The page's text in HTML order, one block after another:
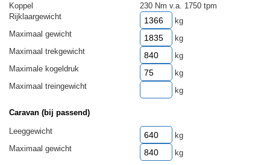
Koppel
230 Nm v.a. 1750 tpm
Rijklaargewicht
kg
Maximaal gewicht
kg
Maximaal trekgewicht
kg
Maximale kogeldruk
kg
Maximaal treingewicht
kg
Caravan (bij passend)
Leeggewicht
kg
Maximaal gewicht
kg